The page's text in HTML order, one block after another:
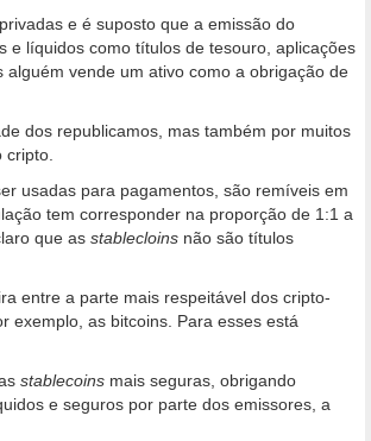
e é suposto que a emissão do
e líquidos como títulos de tesouro, aplicações
vende um ativo como a obrigação de
dos republicamos, mas também por muitos
usadas para pagamentos, são remíveis em
tem corresponder na proporção de 1:1 a
que as stablecloins não são títulos
entre a parte mais respeitável dos cripto-
exemplo, as bitcoins. Para esses está
stablecoins mais seguras, obrigando
e seguros por parte dos emissores, a